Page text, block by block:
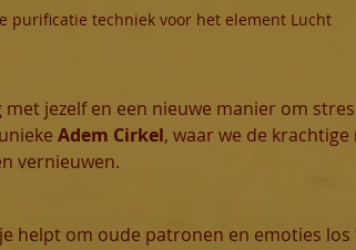
purificatie techniek voor het element Lucht
jezelf en een nieuwe manier om
Adem Cirkel, waar we de krachtige
vernieuwen.
helpt om oude patronen en emoties